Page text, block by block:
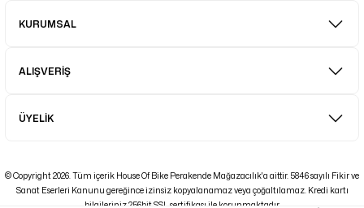
KURUMSAL
ALIŞVERİŞ
ÜYELİK
© Copyright 2026. Tüm içerik House Of Bike Perakende Mağazacılık'a aittir. 5846 sayılı Fikir ve
Sanat Eserleri Kanunu gereğince izinsiz kopyalanamaz veya çoğaltılamaz. Kredi kartı
bilgileriniz 256bit SSL sertifikası ile korunmaktadır.